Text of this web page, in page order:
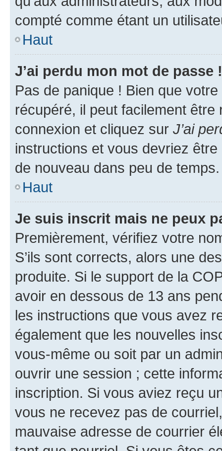
compté comme étant un
Haut
J’ai perdu mon mot de passe !
Pas de panique ! Bien que
récupéré, il peut facilement
connexion et cliquez sur J’ai
instructions et vous devriez
de nouveau dans peu de temps.
Haut
Je suis inscrit mais ne peux
Premièrement, vérifiez votre
S’ils sont corrects, alors une
produite. Si le support de la
avoir en dessous de 13 ans
les instructions que vous avez
également que les nouvelles
vous-même ou soit par un
ouvrir une session ; cette
inscription. Si vous aviez reçu
vous ne recevez pas de
mauvaise adresse de courrier